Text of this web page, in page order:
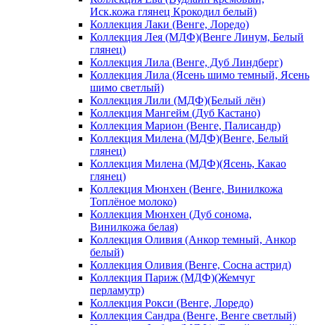
Иск.кожа глянец Крокодил белый)
Коллекция Лаки (Венге, Лоредо)
Коллекция Лея (МДФ)(Венге Линум, Белый
глянец)
Коллекция Лила (Венге, Дуб Линдберг)
Коллекция Лила (Ясень шимо темный, Ясень
шимо светлый)
Коллекция Лили (МДФ)(Белый лён)
Коллекция Мангейм (Дуб Кастано)
Коллекция Марион (Венге, Палисандр)
Коллекция Милена (МДФ)(Венге, Белый
глянец)
Коллекция Милена (МДФ)(Ясень, Какао
глянец)
Коллекция Мюнхен (Венге, Винилкожа
Топлёное молоко)
Коллекция Мюнхен (Дуб сонома,
Винилкожа белая)
Коллекция Оливия (Анкор темный, Анкор
белый)
Коллекция Оливия (Венге, Сосна астрид)
Коллекция Париж (МДФ)(Жемчуг
перламутр)
Коллекция Рокси (Венге, Лоредо)
Коллекция Сандра (Венге, Венге светлый)